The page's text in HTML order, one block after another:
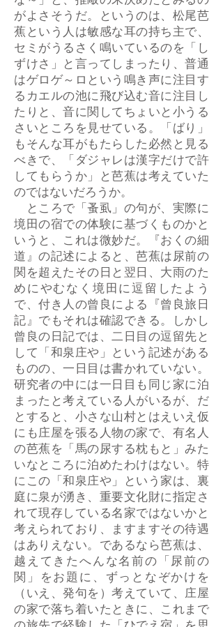
がよさそうだ。というのは、松尾芭
蕉という人は敏感な耳の持ち主で、
セミがうるさく鳴いているのを「し
ずけさ」と言ってしまったり、普通
はゲロゲ～ロという鳴き声に注目す
るカエルの池に飛び込む音に注目し
たりと、音に関してちょいと小うる
さいところを見せている。「ばり」
もそんな耳がもたらした必然と見る
べきで、「ダジャレは漢字だけで許
してもらうか」と芭蕉は考えていた
のではないだろうか。
ところで「蚤虱」の句が、実際に
境田の宿での体験に基づくものかと
いうと、これは微妙だ。『おくの細
道』の記述によると、芭蕉は尿前の
関を超えたその日と翌日、大雨のた
めにやむなく境田に逗留したよう
で、付き人の曾良による『曾良旅日
記』でもそれは確認できる。しかし
曾良の日記では、二日目の逗留先と
して「和泉庄や」という記述がある
ものの、一日目は書かれていない。
研究者の中には一日目も同じ家に泊
まったと考えている人がいるが、だ
とすると、小さな山村とはえいえ仮
にも庄屋を張る人物の家で、有名人
の芭蕉を「馬の尿する枕もと」みた
いなところに泊めたわけはない。特
にこの「和泉庄や」という家は、裏
庭に泉が湧き、重要文化財に指定さ
れて現存している名家ではないかと
考えられており、ますますその待遇
はありえない。であるなら芭蕉は、
越えてきたへんな名前の「尿前の
関」をお題に、ずっとなぞかけを
（いえ、発句を）考えていて、庄屋
の家で落ち着いたときに、これまで